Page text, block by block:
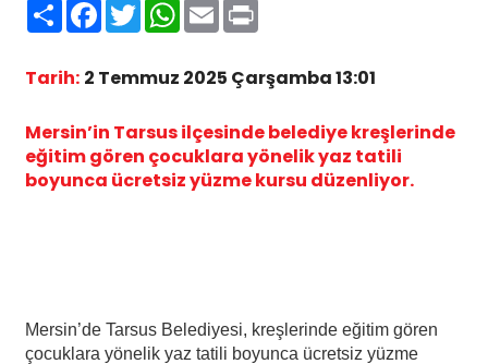
PaylaşFacebook
TwitterWhatsApp
EmailPrint
Tarih: 2 Temmuz 2025 Çarşamba 13:01
Mersin’in Tarsus ilçesinde belediye kreşlerinde
eğitim gören çocuklara yönelik yaz tatili
boyunca ücretsiz yüzme kursu düzenliyor.
Mersin’de Tarsus Belediyesi, kreşlerinde eğitim gören
çocuklara yönelik yaz tatili boyunca ücretsiz yüzme